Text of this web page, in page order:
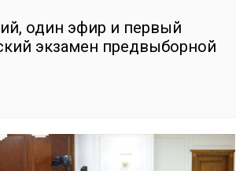
один эфир и первый
экзамен предвыборной